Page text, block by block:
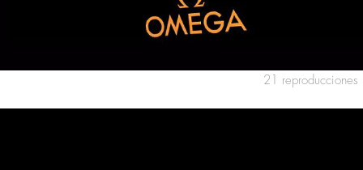
21 reproducciones